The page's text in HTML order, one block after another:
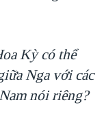
Kỳ có thể
Nga với các
nói riêng?